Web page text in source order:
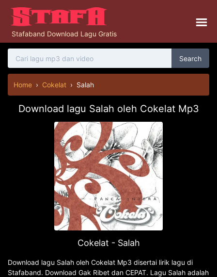
Stafaband Download Lagu Gratis
Search
Home › Cokelat › Salah
Download lagu Salah oleh Cokelat Mp3
Cokelat - Salah
Download lagu Salah oleh Cokelat Mp3 disertai lirik lagu di
Stafaband. Download Gak Ribet dan CEPAT. Lagu Salah adalah